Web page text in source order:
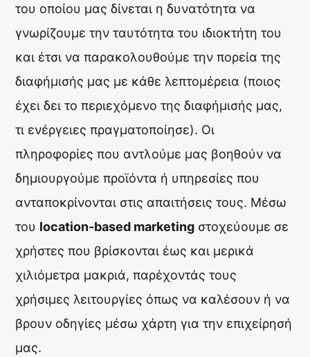
του οποίου μας δίνεται η δυνατότητα να
γνωρίζουμε την ταυτότητα του ιδιοκτήτη του
και έτσι να παρακολουθούμε την πορεία της
διαφήμισής μας με κάθε λεπτομέρεια (ποιος
έχει δει το περιεχόμενο της διαφήμισής μας,
τι ενέργειες πραγματοποίησε). Οι
πληροφορίες που αντλούμε μας βοηθούν να
δημιουργούμε προϊόντα ή υπηρεσίες που
ανταποκρίνονται στις απαιτήσεις τους. Μέσω
του location-based marketing στοχεύουμε σε
χρήστες που βρίσκονται έως και μερικά
χιλιόμετρα μακριά, παρέχοντάς τους
χρήσιμες λειτουργίες όπως να καλέσουν ή να
βρουν οδηγίες μέσω χάρτη για την επιχείρησή
μας.